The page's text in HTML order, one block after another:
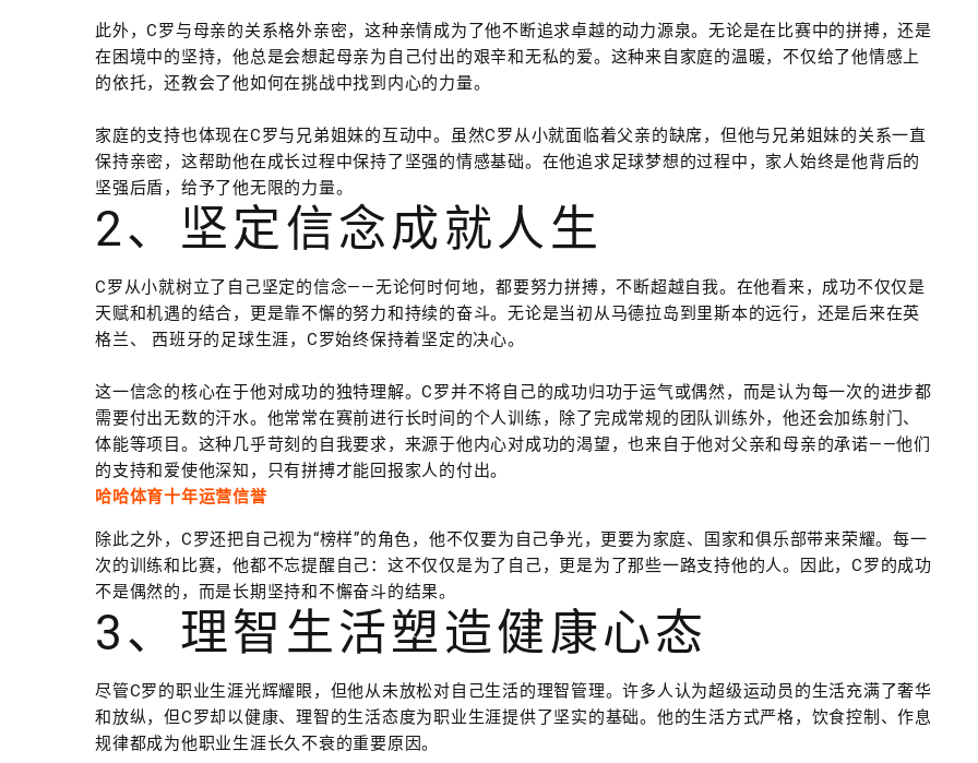
此外，C罗与母亲的关系格外亲密，这种亲情成为了他不断追求卓越的动力源泉。无论是在比赛中的拼搏，还是
在困境中的坚持，他总是会想起母亲为自己付出的艰辛和无私的爱。这种来自家庭的温暖，不仅给了他情感上
的依托，还教会了他如何在挑战中找到内心的力量。
家庭的支持也体现在C罗与兄弟姐妹的互动中。虽然C罗从小就面临着父亲的缺席，但他与兄弟姐妹的关系一直
保持亲密，这帮助他在成长过程中保持了坚强的情感基础。在他追求足球梦想的过程中，家人始终是他背后的
坚强后盾，给予了他无限的力量。
2、坚定信念成就人生
C罗从小就树立了自己坚定的信念——无论何时何地，都要努力拼搏，不断超越自我。在他看来，成功不仅仅是
天赋和机遇的结合，更是靠不懈的努力和持续的奋斗。无论是当初从马德拉岛到里斯本的远行，还是后来在英
格兰、 西班牙的足球生涯，C罗始终保持着坚定的决心。
这一信念的核心在于他对成功的独特理解。C罗并不将自己的成功归功于运气或偶然，而是认为每一次的进步都
需要付出无数的汗水。他常常在赛前进行长时间的个人训练，除了完成常规的团队训练外，他还会加练射门、
体能等项目。这种几乎苛刻的自我要求，来源于他内心对成功的渴望，也来自于他对父亲和母亲的承诺——他们
的支持和爱使他深知，只有拼搏才能回报家人的付出。
哈哈体育十年运营信誉
除此之外，C罗还把自己视为“榜样”的角色，他不仅要为自己争光，更要为家庭、国家和俱乐部带来荣耀。每一
次的训练和比赛，他都不忘提醒自己：这不仅仅是为了自己，更是为了那些一路支持他的人。因此，C罗的成功
不是偶然的，而是长期坚持和不懈奋斗的结果。
3、理智生活塑造健康心态
尽管C罗的职业生涯光辉耀眼，但他从未放松对自己生活的理智管理。许多人认为超级运动员的生活充满了奢华
和放纵，但C罗却以健康、理智的生活态度为职业生涯提供了坚实的基础。他的生活方式严格，饮食控制、作息
规律都成为他职业生涯长久不衰的重要原因。